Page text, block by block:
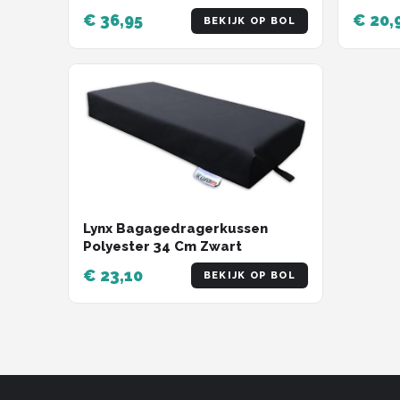
Bagagedrager + Voetsteunen
(Universele Set)
€ 36,95 BEKIJK OP BOL €
Lynx Bagagedragerkussen
Polyester 34 Cm Zwart
€ 23,10 BEKIJK OP BOL